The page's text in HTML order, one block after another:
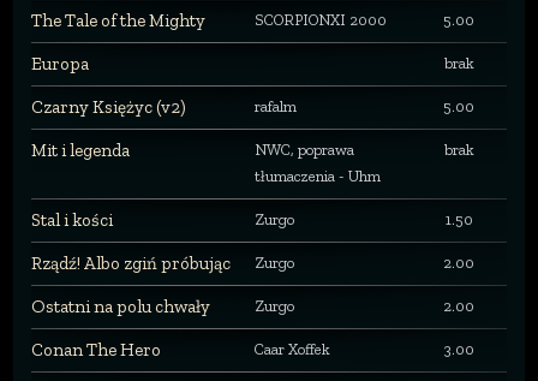
The Tale of the Mighty SCORPIONXI 2000 5.00
Europa brak
Czarny Księżyc (v2) rafalm 5.00
Mit i legenda
NWC, poprawa
tłumaczenia - Uhm
brak
Stal i kości Zurgo 1.50
Rządź! Albo zgiń próbując Zurgo 2.00
Ostatni na polu chwały Zurgo 2.00
Conan The Hero Caar Xoffek 3.00